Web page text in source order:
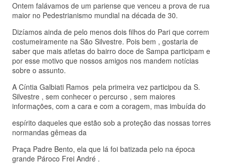
Ontem falávamos de um pariense que venceu a prova de rua
maior no Pedestrianismo mundial na década de 30.
Dizíamos ainda de pelo menos dois filhos do Pari que correm
costumeiramente na São Silvestre. Pois bem , gostaria de
saber que mais atletas do bairro doce de Sampa participam e
por esse motivo que nossos amigos nos mandem notícias
sobre o assunto.
A Cíntia Galbiati Ramos pela primeira vez participou da S.
Silvestre , sem conhecer o percurso , sem maiores
informações, com a cara e com a coragem, mas imbuída do
espírito daqueles que estão sob a proteção das nossas torres
normandas gêmeas da
Praça Padre Bento, ela que lá foi batizada pelo na época
grande Pároco Frei André .